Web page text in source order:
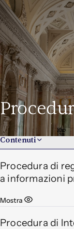
Contenuti
Governance
Documenti societari
Procedure e
Internal dealing
Procedura di
a informazioni
Mostra
Procedura di